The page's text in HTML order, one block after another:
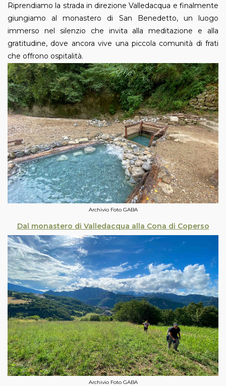
Riprendiamo la strada in direzione Valledacqua e finalmente
giungiamo al monastero di San Benedetto, un luogo
immerso nel silenzio che invita alla meditazione e alla
gratitudine, dove ancora vive una piccola comunità di frati
che offrono ospitalità.
Archivio Foto GABA
Dal monastero di Valledacqua alla Cona di Coperso
Archivio Foto GABA